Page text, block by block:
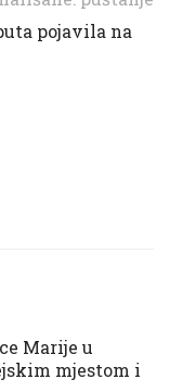
pojavila na
Marije u
mjestom i